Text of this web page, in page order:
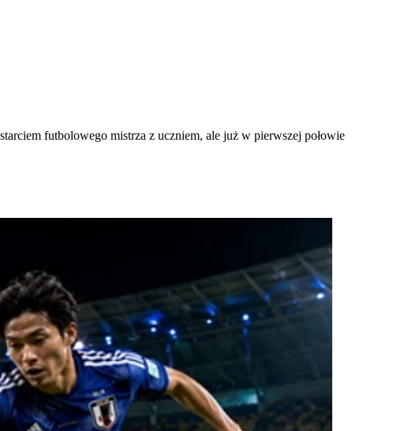
futbolowego mistrza z uczniem, ale już w pierwszej połowie